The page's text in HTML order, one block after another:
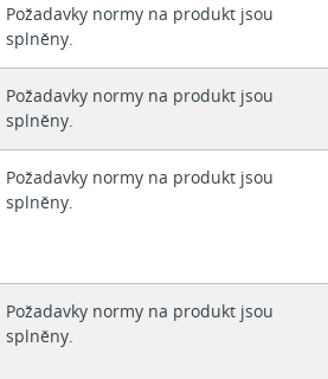
Požadavky normy na produkt jsou
splněny.
Požadavky normy na produkt jsou
splněny.
Požadavky normy na produkt jsou
splněny.
Požadavky normy na produkt jsou
splněny.